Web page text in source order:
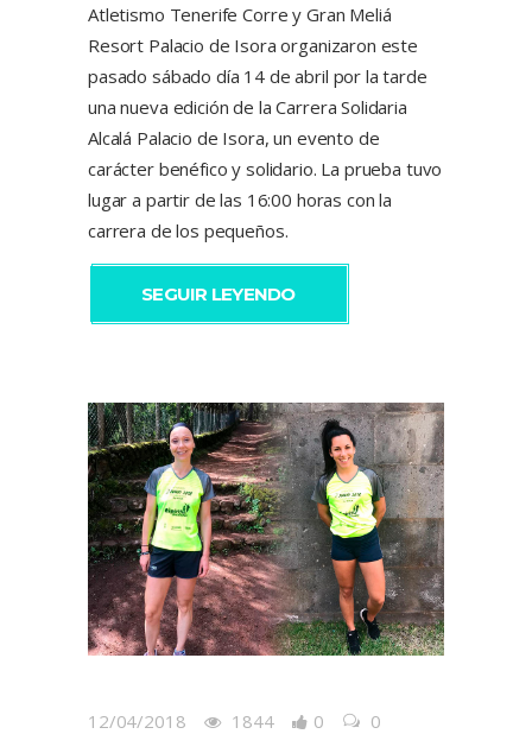
Atletismo Tenerife Corre y Gran Meliá
Resort Palacio de Isora organizaron este
pasado sábado día 14 de abril por la tarde
una nueva edición de la Carrera Solidaria
Alcalá Palacio de Isora, un evento de
carácter benéfico y solidario. La prueba tuvo
lugar a partir de las 16:00 horas con la
carrera de los pequeños.
SEGUIR LEYENDO
12/04/2018 1844 0 0